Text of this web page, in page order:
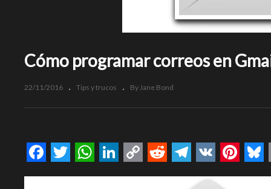
Cómo programar correos en
22/11/2016 Tips y trucos By Jane Bond
Facebook
Twitter
WhatsApp
LinkedIn
CopyReddit
Telegram
VK